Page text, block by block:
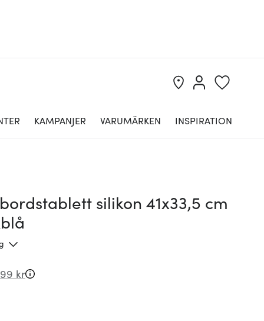
KAMPANJER VARUMÄRKEN INSPIRATION
silikon 41x33,5 cm
99 kr